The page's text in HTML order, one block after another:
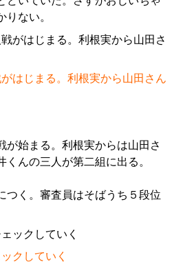
りない。
はじまる。利根実から山田さん
が始まる。利根実からは山田さ
んの三人が第二組に出る。
つく。審査員はそばうち５段位
クしていく